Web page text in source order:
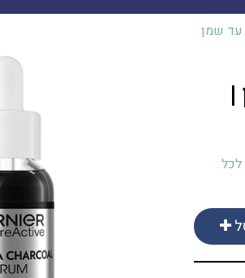
עד שמן
|
לכל